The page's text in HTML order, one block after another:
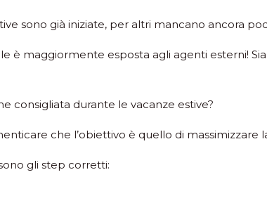
sono già iniziate, per altri mancano ancora
è maggiormente esposta agli agenti esterni!
consigliata durante le vacanze estive?
che l’obiettivo è quello di massimizzare
gli step corretti: